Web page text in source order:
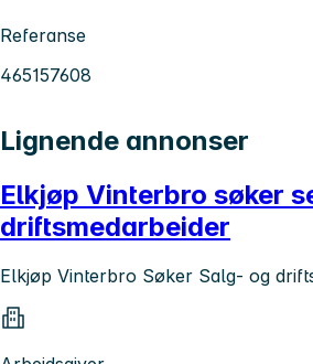
Referanse
465157608
Lignende annonser
Elkjøp Vinterbro søker
driftsmedarbeider
Elkjøp Vinterbro Søker Salg- og